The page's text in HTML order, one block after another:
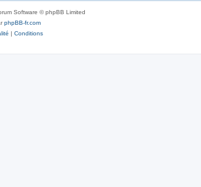
Software © phpBB Limited
phpBB-fr.com
| Conditions